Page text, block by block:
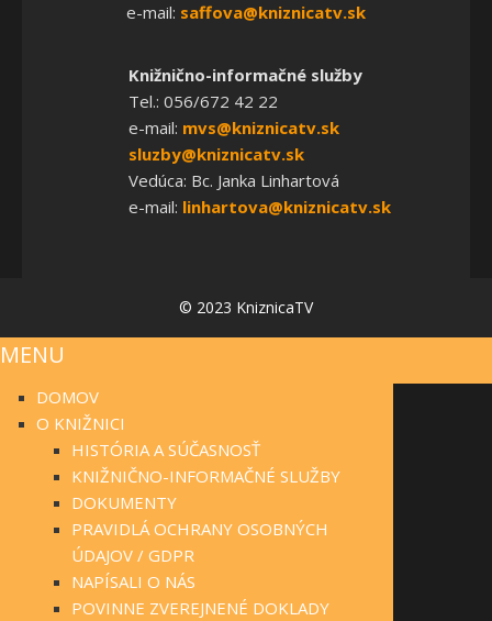
e-mail: saffova@kniznicatv.sk
Knižnično-informačné služby
Tel.: 056/672 42 22
e-mail: mvs@kniznicatv.sk
sluzby@kniznicatv.sk
Vedúca: Bc. Janka Linhartová
e-mail: linhartova@kniznicatv.sk
© 2023 KniznicaTV
MENU
DOMOV
O KNIŽNICI
HISTÓRIA A SÚČASNOSŤ
KNIŽNIČNO-INFORMAČNÉ SLUŽBY
DOKUMENTY
PRAVIDLÁ OCHRANY OSOBNÝCH
ÚDAJOV / GDPR
NAPÍSALI O NÁS
POVINNE ZVEREJNENÉ DOKLADY